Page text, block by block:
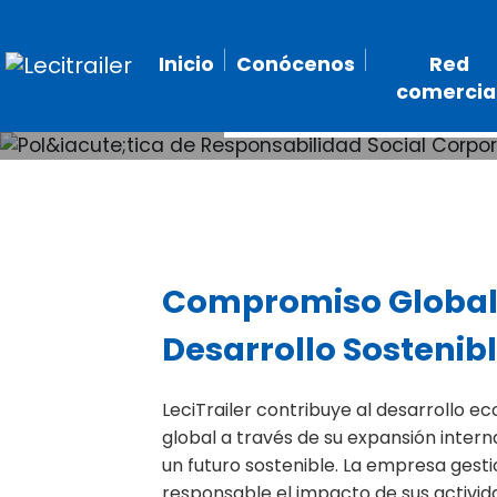
Inicio Conócenos
Red
Política
Compromiso
Desarrollo
LeciTrailer contribuye al desarrollo
global a través de su expansión
un futuro sostenible. La empresa